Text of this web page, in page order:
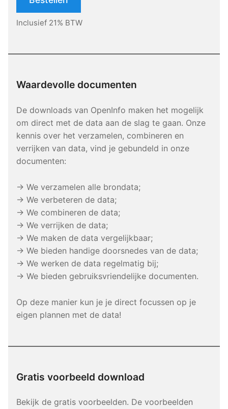
Inclusief 21% BTW
Waardevolle documenten
De downloads van OpenInfo maken het mogelijk
om direct met de data aan de slag te gaan. Onze
kennis over het verzamelen, combineren en
verrijken van data, vind je gebundeld in onze
documenten:
→ We verzamelen alle brondata;
→ We verbeteren de data;
→ We combineren de data;
→ We verrijken de data;
→ We maken de data vergelijkbaar;
→ We bieden handige doorsnedes van de data;
→ We werken de data regelmatig bij;
→ We bieden gebruiksvriendelijke documenten.
Op deze manier kun je je direct focussen op je
eigen plannen met de data!
Gratis voorbeeld download
Bekijk de gratis voorbeelden. De voorbeelden